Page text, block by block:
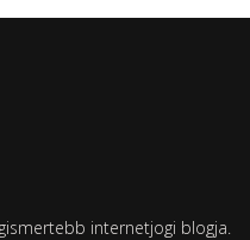
internetjogi blogja.